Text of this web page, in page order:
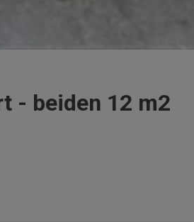
- beiden 12 m2